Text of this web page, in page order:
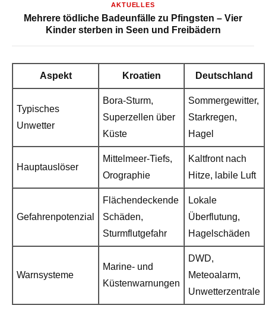
AKTUELLES
Mehrere tödliche Badeunfälle zu Pfingsten – Vier
Kinder sterben in Seen und Freibädern
Aspekt Kroatien Deutschland
Typisches
Unwetter
Bora-Sturm,
Superzellen über
Küste
Sommergewitter,
Starkregen,
Hagel
Hauptauslöser
Mittelmeer-Tiefs,
Orographie
Kaltfront nach
Hitze, labile Luft
Gefahrenpotenzial
Flächendeckende
Schäden,
Sturmflutgefahr
Lokale
Überflutung,
Hagelschäden
Warnsysteme
Marine- und
Küstenwarnungen
DWD,
Meteoalarm,
Unwetterzentrale